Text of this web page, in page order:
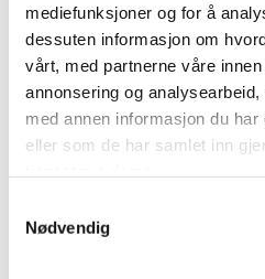
mediefunksjoner og for å
dessuten informasjon om
vårt, med partnerne våre
annonsering og
med annen informasjon du
eller som de har samlet inn
Nødvendig
- Pause
Edvard Grieg (1843-1907):
spilte verk, 150 år i år!
Allegro molto moderato – Adagio -
marcato
Solist: Martin Bredin, klaver
Rikard Nordraak/Bjørnstjerne